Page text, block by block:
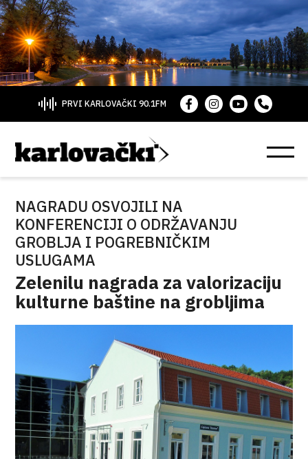
PRVI KARLOVAČKI 90.1FM
NAGRADU OSVOJILI NA
KONFERENCIJI O ODRŽAVANJU
GROBLJA I POGREBNIČKIM
USLUGAMA
Zelenilu nagrada za valorizaciju
kulturne baštine na grobljima